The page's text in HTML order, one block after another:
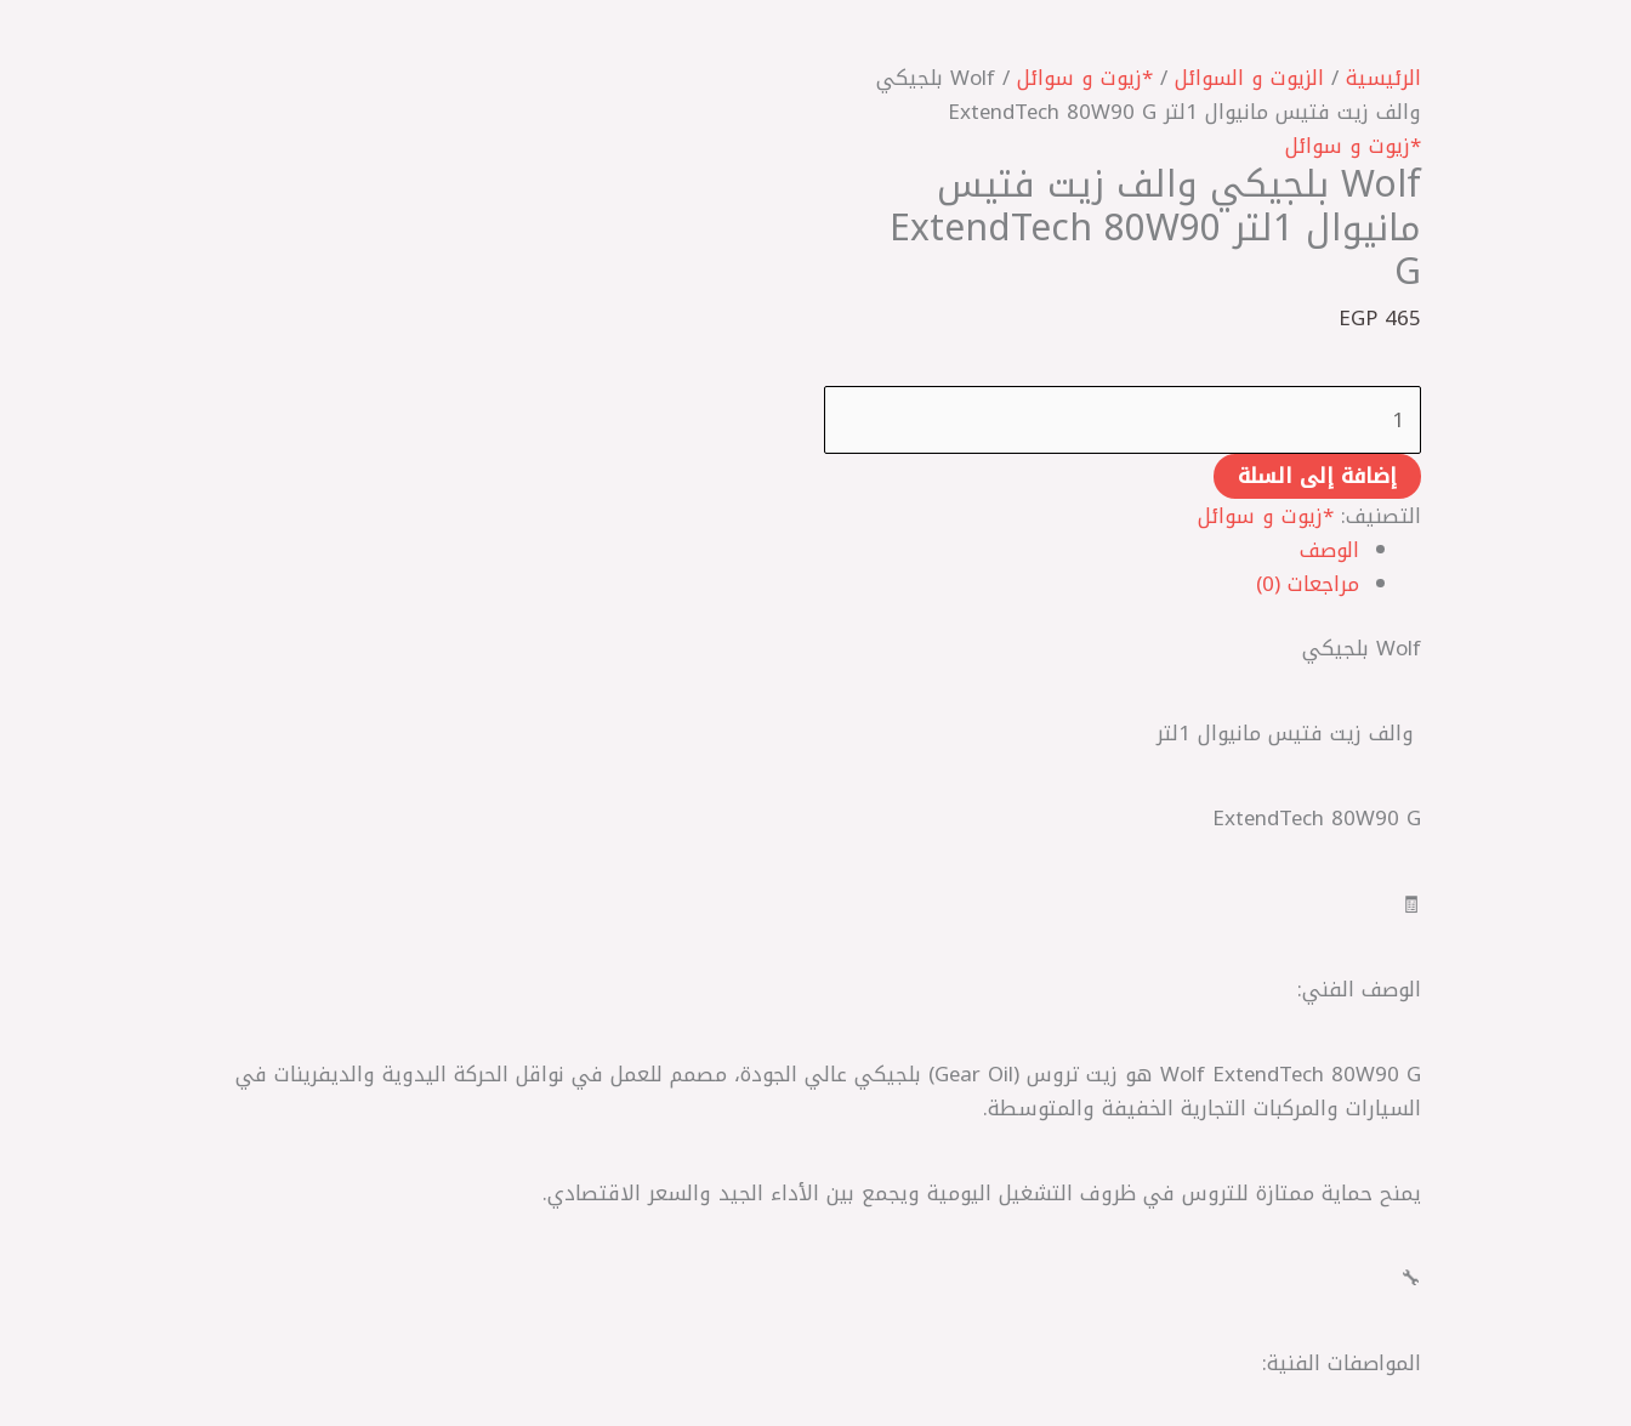
الرئيسية/ الزيوت و السوائل/*زيوت و سوائل
/ Wolf بلجيكي
*زيوت و سوائل
Wolf بلجيكي ‎والف زيت فتيس
مانيوال 1لتر ExtendTech 80W90
G
EGP 465
بلجيكي
‎والف
زيت
فتيس
مانيوال
1لتر
ExtendTech
80W90
إضافة إلى السلة
التصنيف: *زيوت و سوائل
الوصف
مراجعات (0)
Wolf بلجيكي
ExtendTech 80W90 G
🧾
الوصف الفني:
Wolf ExtendTech 80W90 G هو زيت تروس (Gear Oil) بلجيكي عالي الجودة، مصمم للعمل في نواقل الحركة اليدوية والديفرينات في
السيارات والمركبات التجارية الخفيفة والمتوسطة.
يمنح حماية ممتازة للتروس في ظروف التشغيل اليومية ويجمع بين الأداء الجيد والسعر الاقتصادي.
🔧
المواصفات الفنية: